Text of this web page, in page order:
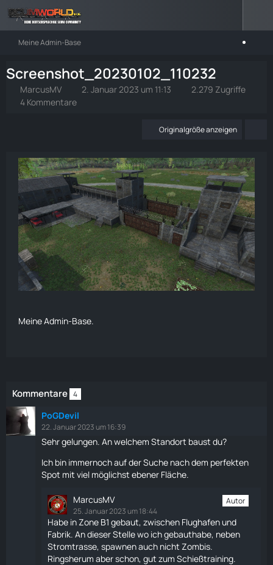
Meine Admin-Base
Screenshot_20230102_110232
MarcusMV 2. Januar 2023 um 11:13
2.279 Zugriffe
4 Kommentare
Originalgröße anzeigen
Meine Admin-Base.
Kommentare 4
PoGDevil
22. Januar 2023 um 16:39
Sehr gelungen. An welchem Standort baust du?
Ich bin immernoch auf der Suche nach dem perfekten
Spot mit viel möglichst ebener Fläche.
MarcusMV
25. Januar 2023 um 18:44
Autor
Habe in Zone B1 gebaut, zwischen Flughafen und
Fabrik. An dieser Stelle wo ich gebauthabe, neben
Stromtrasse, spawnen auch nicht Zombis.
Ringsherum aber schon, gut zum Schießtraining.